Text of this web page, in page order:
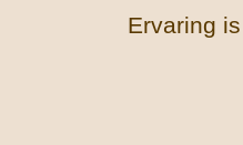
Ervaring